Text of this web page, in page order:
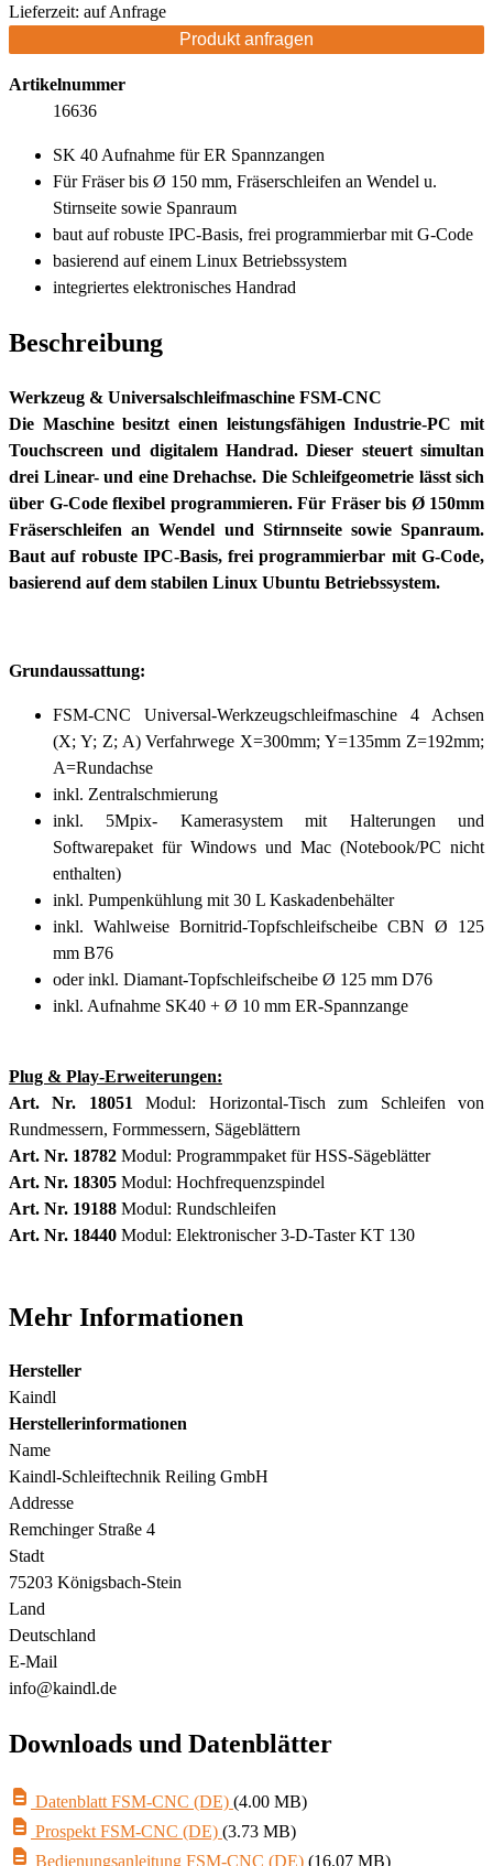
Lieferzeit: auf Anfrage
Produkt anfragen
Artikelnummer
16636
SK 40 Aufnahme für ER Spannzangen
Für Fräser bis Ø 150 mm, Fräserschleifen an Wendel u.
Stirnseite sowie Spanraum
baut auf robuste IPC-Basis, frei programmierbar mit G-Code
basierend auf einem Linux Betriebssystem
integriertes elektronisches Handrad
Beschreibung
Werkzeug & Universalschleifmaschine FSM-CNC
Die Maschine besitzt einen leistungsfähigen Industrie-PC mit
Touchscreen und digitalem Handrad. Dieser steuert simultan
drei Linear- und eine Drehachse. Die Schleifgeometrie lässt sich
über G-Code flexibel programmieren. Für Fräser bis Ø 150mm
Fräserschleifen an Wendel und Stirnnseite sowie Spanraum.
Baut auf robuste IPC-Basis, frei programmierbar mit G-Code,
basierend auf dem stabilen Linux Ubuntu Betriebssystem.
Grundaussattung:
FSM-CNC Universal-Werkzeugschleifmaschine 4 Achsen
(X; Y; Z; A) Verfahrwege X=300mm; Y=135mm Z=192mm;
A=Rundachse
inkl. Zentralschmierung
inkl. 5Mpix- Kamerasystem mit Halterungen und
Softwarepaket für Windows und Mac (Notebook/PC nicht
enthalten)
inkl. Pumpenkühlung mit 30 L Kaskadenbehälter
inkl. Wahlweise Bornitrid-Topfschleifscheibe CBN Ø 125
mm B76
oder inkl. Diamant-Topfschleifscheibe Ø 125 mm D76
inkl. Aufnahme SK40 + Ø 10 mm ER-Spannzange
Plug & Play-Erweiterungen:
Art. Nr. 18051
Modul: Horizontal-Tisch zum Schleifen von
Rundmessern, Formmessern, Sägeblättern
Art. Nr. 18782 Modul: Programmpaket für HSS-Sägeblätter
Art. Nr. 18305 Modul: Hochfrequenzspindel
Art. Nr. 19188 Modul: Rundschleifen
Art. Nr. 18440 Modul: Elektronischer 3-D-Taster KT 130
Mehr Informationen
Hersteller
Kaindl
Herstellerinformationen
Name
Kaindl-Schleiftechnik Reiling GmbH
Addresse
Remchinger Straße 4
Stadt
75203 Königsbach-Stein
Land
Deutschland
E-Mail
info@kaindl.de
Downloads und Datenblätter
Datenblatt FSM-CNC (DE) (4.00 MB)
Prospekt FSM-CNC (DE) (3.73 MB)
Bedienungsanleitung FSM-CNC (DE) (16.07 MB)